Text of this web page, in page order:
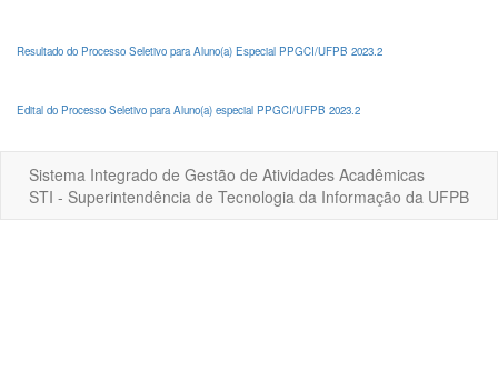
Resultado do Processo Seletivo para Aluno(a) Especial PPGCI/UFPB 2023.2
Edital do Processo Seletivo para Aluno(a) especial PPGCI/UFPB 2023.2
Sistema Integrado de Gestão de Atividades Acadêmicas
STI - Superintendência de Tecnologia da Informação da UFPB